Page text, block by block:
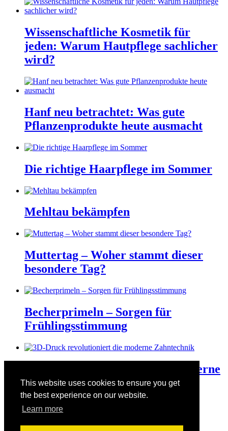
This website uses cookies to ensure you get
the best experience on our website.
Learn more
Wissenschaftliche Kosmetik für
jeden: Warum Hautpflege sachlicher
wird?
Hanf neu betrachtet: Was gute
Pflanzenprodukte heute ausmacht
Die richtige Haarpflege im Sommer
Mehltau bekämpfen
Muttertag – Woher stammt dieser
besondere Tag?
Becherprimeln – Sorgen für
Frühlingsstimmung
3D-Druck revolutioniert die moderne
Zahntechnik
Der Valentinstag am 14. Februar